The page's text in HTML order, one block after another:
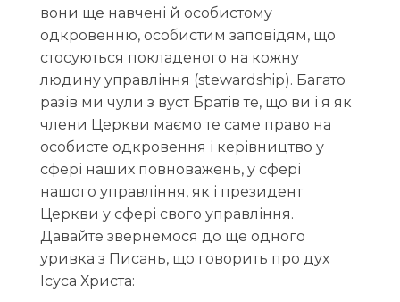
вони ще навчені й особистому
одкровенню, особистим заповідям, що
стосуються покладеного на кожну
людину управління (stewardship). Багато
разів ми чули з вуст Братів те, що ви і я як
члени Церкви маємо те саме право на
особисте одкровення і керівництво у
сфері наших повноважень, у сфері
нашого управління, як і президент
Церкви у сфері свого управління.
Давайте звернемося до ще одного
уривка з Писань, що говорить про дух
Ісуса Христа: